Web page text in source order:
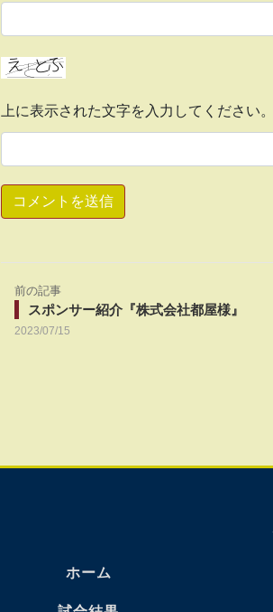
上に表示された文字を入力してください。
前の記事
スポンサー紹介『株式会社都屋様』
2023/07/15
ホーム